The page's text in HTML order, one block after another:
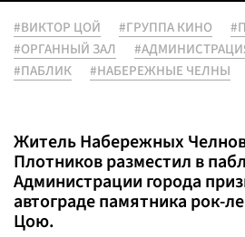
#ВИКТОР ЦОЙ #ГРУППА КИНО
#ОРГАННЫЙ ЗАЛ
#ПАБЛИК
#НАБЕРЕЖНЫЕ ЧЕЛНЫ
Житель Набережных
Плотников разместил в
Администрации города
автограде памятника рок-
Цою.